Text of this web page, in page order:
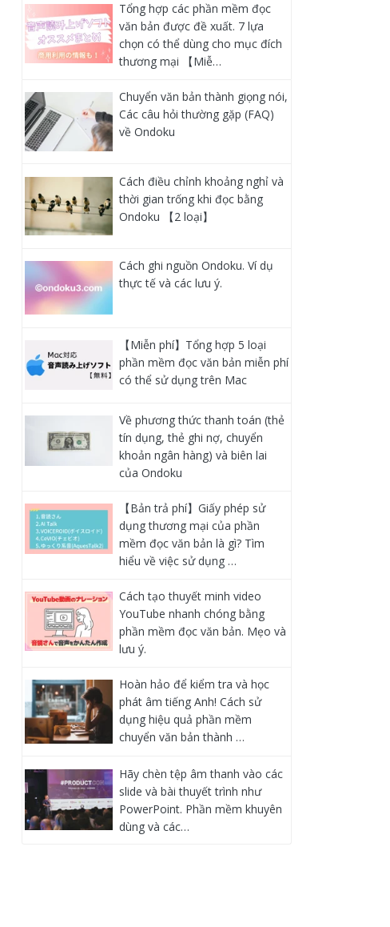
Tổng hợp các phần mềm đọc
văn bản được đề xuất. 7 lựa
chọn có thể dùng cho mục đích
thương mại 【Miễ…
Chuyển văn bản thành giọng nói,
Các câu hỏi thường gặp (FAQ)
về Ondoku
Cách điều chỉnh khoảng nghỉ và
thời gian trống khi đọc bằng
Ondoku 【2 loại】
Cách ghi nguồn Ondoku. Ví dụ
thực tế và các lưu ý.
【Miễn phí】Tổng hợp 5 loại
phần mềm đọc văn bản miễn phí
có thể sử dụng trên Mac
Về phương thức thanh toán (thẻ
tín dụng, thẻ ghi nợ, chuyển
khoản ngân hàng) và biên lai
của Ondoku
【Bản trả phí】Giấy phép sử
dụng thương mại của phần
mềm đọc văn bản là gì? Tìm
hiểu về việc sử dụng …
Cách tạo thuyết minh video
YouTube nhanh chóng bằng
phần mềm đọc văn bản. Mẹo và
lưu ý.
Hoàn hảo để kiểm tra và học
phát âm tiếng Anh! Cách sử
dụng hiệu quả phần mềm
chuyển văn bản thành …
Hãy chèn tệp âm thanh vào các
slide và bài thuyết trình như
PowerPoint. Phần mềm khuyên
dùng và các…